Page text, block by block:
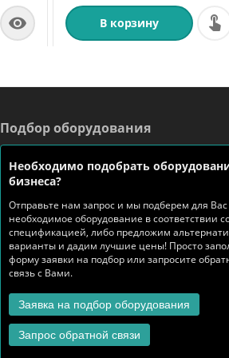
 В корзину
Подбор оборудования
Необходимо подобрать
бизнеса?
Отправьте нам запрос и мы подберем для Вас
необходимое оборудование в соответствии
спецификацией, либо предложим
варианты и дадим лучшие цены! Просто
форму заявки на подбор или запросите
связь с Вами.
Заявка на подбор оборудования
Запрос обратной связи